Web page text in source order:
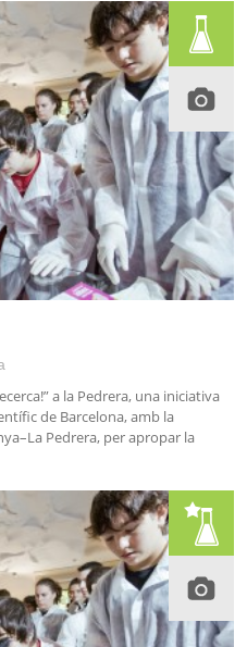
a la Pedrera, una iniciativa
de Barcelona, amb la
Pedrera, per apropar la